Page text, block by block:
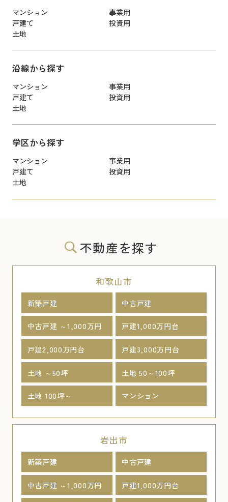
マンション
事業用
戸建て
投資用
土地
沿線から探す
マンション
事業用
戸建て
投資用
土地
学区から探す
マンション
事業用
戸建て
投資用
土地
不動産を探す
和歌山市
新築戸建 中古戸建
中古戸建 ～1,000万円 戸建1,000万円台
戸建2,000万円台 戸建3,000万円台
土地 ～50坪 土地 50～100坪
土地 100坪～ マンション
岩出市
新築戸建 中古戸建
中古戸建 ～1,000万円 戸建1,000万円台